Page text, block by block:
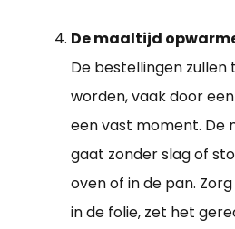
De maaltijd
De bestellingen zullen
worden, vaak door
een vast moment. De
gaat zonder slag of
oven of in de pan.
in de folie, zet het